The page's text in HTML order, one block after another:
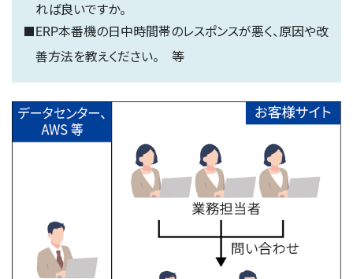
れば良いですか。
ERP本番機の日中時間帯のレスポンスが悪く、原因や改
善方法を教えください。 等